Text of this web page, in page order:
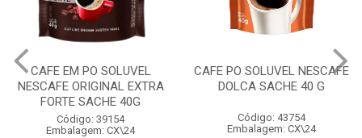
CAFE EM PO SOLUVEL
NESCAFE ORIGINAL EXTRA
FORTE SACHE 40G
Código: 39154
Embalagem: CX\24
CAFE PO SOLUVEL NESCAFE
DOLCA SACHE 40 G
Código: 43754
Embalagem: CX\24